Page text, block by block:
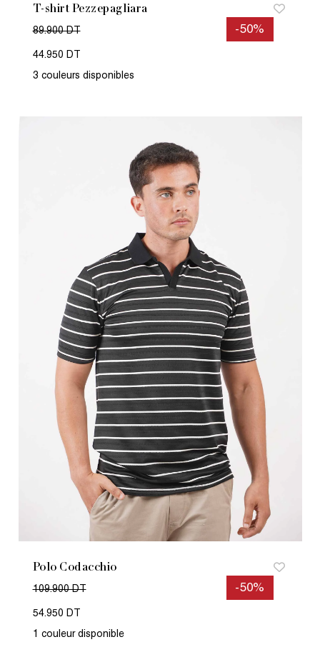
T-shirt Pezzepagliara
-50%
89.900 DT
44.950 DT
3 couleurs disponibles
Polo Codacchio
-50%
109.900 DT
54.950 DT
1 couleur disponible